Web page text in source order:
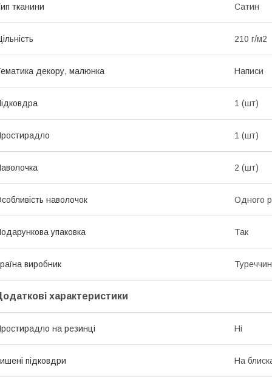
тканини Сатин
210 г/м2
декору, малюнка Написи
1 (шт)
1 (шт)
2 (шт)
наволочок Одного
упаковка Так
виробник
характеристики
на резинці Ні
підковдри На